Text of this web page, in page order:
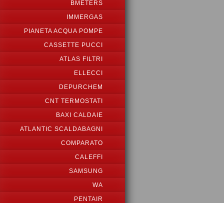
BMETERS
IMMERGAS
PIANETA ACQUA POMPE
CASSETTE PUCCI
ATLAS FILTRI
ELLECCI
DEPURCHEM
CNT TERMOSTATI
BAXI CALDAIE
ATLANTIC SCALDABAGNI
COMPARATO
CALEFFI
SAMSUNG
WA
PENTAIR